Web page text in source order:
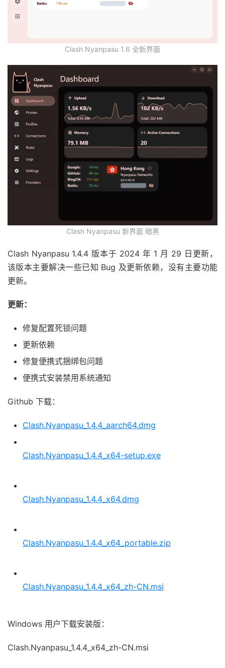
Clash Nyanpasu 1.6 全新界面
Clash Nyanpasu 新界面 暗黑
Clash Nyanpasu 1.4.4 版本于 2024 年 1 月 29 日更新，
该版本主要解决一些已知 Bug 及更新依赖，没有主要功能
更新。
更新：
修复配置死锁问题
更新依赖
修复便携式捆绑包问题
便携式安装禁用系统通知
Github 下载：
Clash.Nyanpasu_1.4.4_aarch64.dmg
Clash.Nyanpasu_1.4.4_x64-setup.exe
Clash.Nyanpasu_1.4.4_x64.dmg
Clash.Nyanpasu_1.4.4_x64_portable.zip
Clash.Nyanpasu_1.4.4_x64_zh-CN.msi
Windows 用户下载安装版：
Clash.Nyanpasu_1.4.4_x64_zh-CN.msi